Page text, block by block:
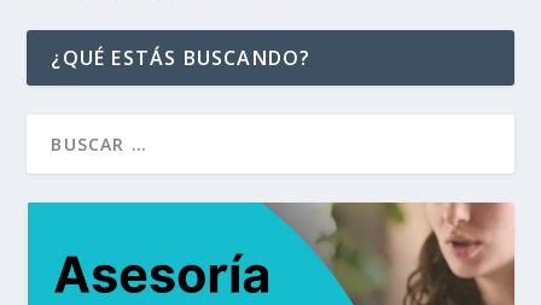
¿QUÉ ESTÁS BUSCANDO?